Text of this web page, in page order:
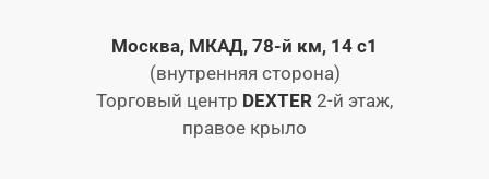
Москва, МКАД, 78-й км, 14 с1
(внутренняя сторона)
Торговый центр DEXTER 2-й этаж,
правое крыло